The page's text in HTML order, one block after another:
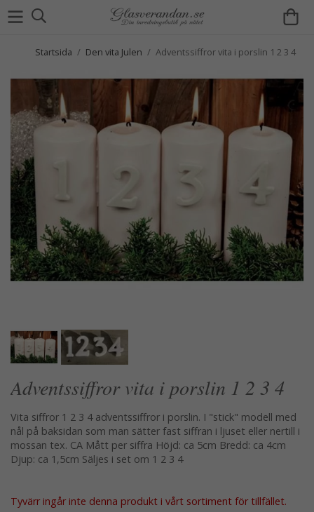
Startsida / Den vita Julen / Adventssiffror vita i porslin 1 2 3 4
Adventssiffror vita i porslin 1 2 3 4
Vita siffror 1 2 3 4 adventssiffror i porslin. I "stick" modell med
nål på baksidan som man sätter fast siffran i ljuset eller nertill i
mossan tex. CA Mått per siffra Höjd: ca 5cm Bredd: ca 4cm
Djup: ca 1,5cm Säljes i set om 1 2 3 4
Tyvärr ingår inte denna produkt i vårt sortiment för tillfället.